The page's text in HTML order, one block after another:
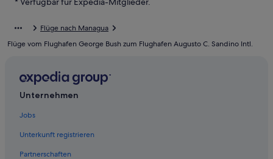
Hotels nahe Mercado Carlos Roberto Huembes
Hotels nahe Puerto Salvador Allende
Hotels nahe Augusto C. Sandino Intl.
Flüge nach Managua
Flüge vom Flughafen George Bush zum Flughafen Augusto C. Sandino Intl.
Unternehmen
Jobs
Unterkunft registrieren
Partnerschaften